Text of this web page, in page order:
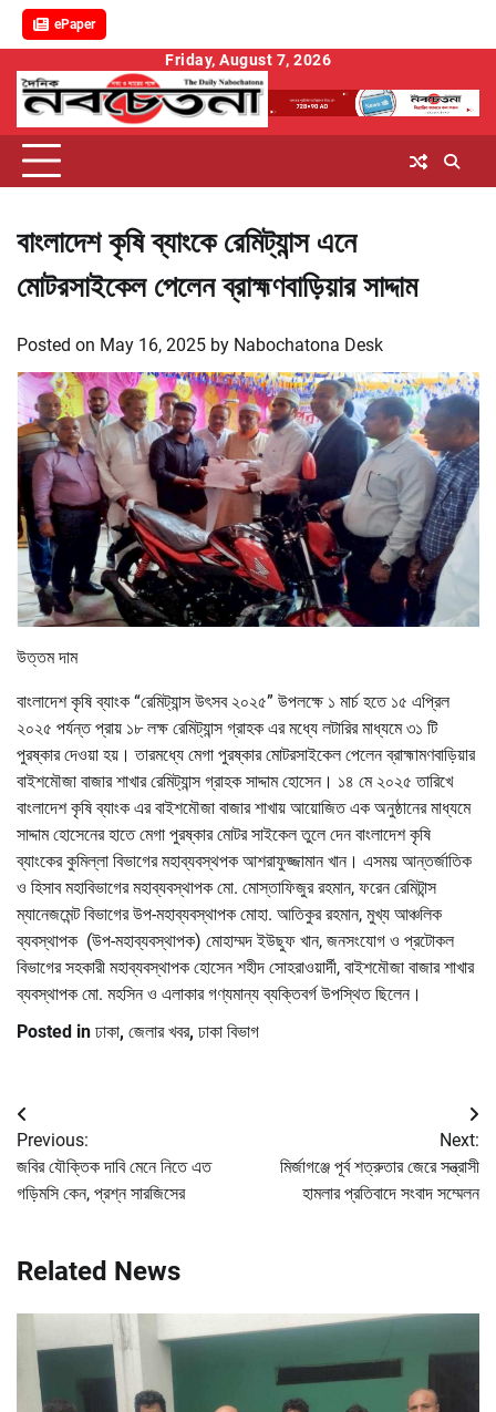
ePaper
content
Friday, August 7, 2026
বাংলাদেশ কৃষি ব্যাংকে রেমিট্যান্স এনে
মোটরসাইকেল পেলেন ব্রাহ্মণবাড়িয়ার সাদ্দাম
Posted on May 16, 2025 by Nabochatona Desk
উত্তম দাম
বাংলাদেশ কৃষি ব্যাংক “রেমিট্যান্স উৎসব ২০২৫” উপলক্ষে ১ মার্চ হতে ১৫ এপ্রিল
২০২৫ পর্যন্ত প্রায় ১৮ লক্ষ রেমিট্যান্স গ্রাহক এর মধ্যে লটারির মাধ্যমে ৩১ টি
পুরষ্কার দেওয়া হয়। তারমধ্যে মেগা পুরষ্কার মোটরসাইকেল পেলেন ব্রাহ্মামণবাড়িয়ার
বাইশমৌজা বাজার শাখার রেমিট্যান্স গ্রাহক সাদ্দাম হোসেন। ১৪ মে ২০২৫ তারিখে
বাংলাদেশ কৃষি ব্যাংক এর বাইশমৌজা বাজার শাখায় আয়োজিত এক অনুষ্ঠানের মাধ্যমে
সাদ্দাম হোসেনের হাতে মেগা পুরষ্কার মোটর সাইকেল তুলে দেন বাংলাদেশ কৃষি
ব্যাংকের কুমিল্লা বিভাগের মহাব্যবস্থপক আশরাফুজ্জামান খান। এসময় আন্তর্জাতিক
ও হিসাব মহাবিভাগের মহাব্যবস্থাপক মো. মোস্তাফিজুর রহমান, ফরেন রেমিটান্স
ম্যানেজমেন্ট বিভাগের উপ-মহাব্যবস্থাপক মোহা. আতিকুর রহমান, মুখ্য আঞ্চলিক
ব্যবস্থাপক (উপ-মহাব্যবস্থাপক) মোহাম্মদ ইউছুফ খান, জনসংযোগ ও প্রটোকল
বিভাগের সহকারী মহাব্যবস্থাপক হোসেন শহীদ সোহরাওয়ার্দী, বাইশমৌজা বাজার শাখার
ব্যবস্থাপক মো. মহসিন ও এলাকার গণ্যমান্য ব্যক্তিবর্গ উপস্থিত ছিলেন।
Posted in ঢাকা, জেলার খবর, ঢাকা বিভাগ
Post
navigation
Previous:
জবির যৌক্তিক দাবি মেনে নিতে এত
গড়িমসি কেন, প্রশ্ন সারজিসের
Next:
মির্জাগঞ্জে পূর্ব শত্রুতার জেরে সন্ত্রাসী
হামলার প্রতিবাদে সংবাদ সম্মেলন
Related News